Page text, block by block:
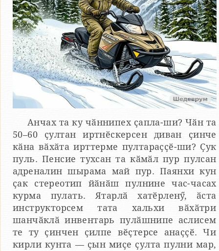
Анчах та ку чӑннипех ҫапла-ши? Чӑн та
50–60 ҫултан иртнӗскерсен диван ҫинче
кӑна вӑхӑта ирттерме пултараҫҫӗ-ши? Ҫук
пуль. Пенсие тухсан та кӑмӑл пур пулсан
адреналин шырама май пур. Паянхи кун
ҫак стереотип йӑнӑш пулнине час-часах
курма пулать. Ятарлӑ хатӗрленӳ, ӑста
инструкторсем тата хальхи вӑхӑтри
шанчӑклӑ инвентарь пулӑшнипе аслисем
те ту ҫинчен ҫилпе вӗҫтерсе анаҫҫӗ. Чи
кирли кунта — ҫын миҫе ҫулта пулни мар,